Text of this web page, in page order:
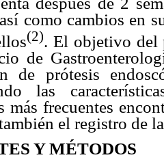
como cambios en
(2). El objetivo del
de
de prótesis
las
más frecuentes
el registro de
Y MÉTODOS